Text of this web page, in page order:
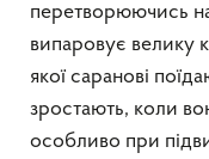
перетворюючись
випаровує велику
якої саранові
зростають, коли
особливо при